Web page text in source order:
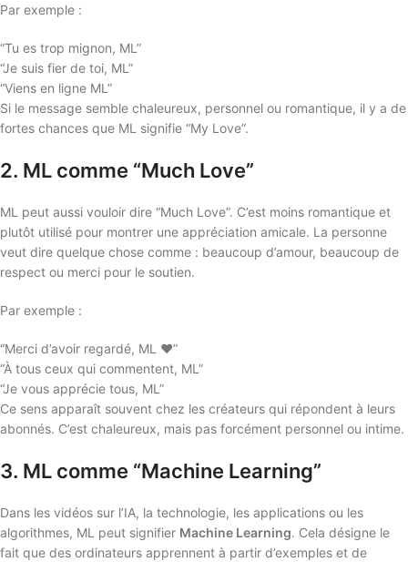
Par exemple :
“Tu es trop mignon, ML”
“Je suis fier de toi, ML”
“Viens en ligne ML”
Si le message semble chaleureux, personnel ou romantique, il y a de
fortes chances que ML signifie “My Love”.
2. ML comme “Much Love”
ML peut aussi vouloir dire “Much Love”. C’est moins romantique et
plutôt utilisé pour montrer une appréciation amicale. La personne
veut dire quelque chose comme : beaucoup d’amour, beaucoup de
respect ou merci pour le soutien.
Par exemple :
“Merci d’avoir regardé, ML ❤️”
“À tous ceux qui commentent, ML”
“Je vous apprécie tous, ML”
Ce sens apparaît souvent chez les créateurs qui répondent à leurs
abonnés. C’est chaleureux, mais pas forcément personnel ou intime.
3. ML comme “Machine Learning”
Dans les vidéos sur l’IA, la technologie, les applications ou les
algorithmes, ML peut signifier Machine Learning. Cela désigne le
fait que des ordinateurs apprennent à partir d’exemples et de